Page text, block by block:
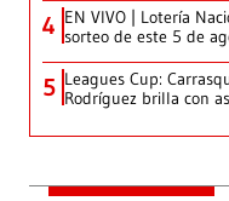
4 EN VIVO | Lotería
sorteo de este 5 de
5 Leagues Cup:
Rodríguez brilla con